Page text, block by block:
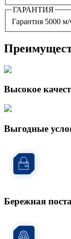
ГАРАНТИЯ
Гарантия 5000 м/
Высокое
Выгодные
Бережная